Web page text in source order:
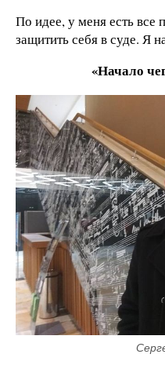
По идее, у меня есть все
защитить себя в суде. Я
«Начало